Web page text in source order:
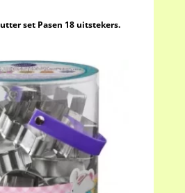
set Pasen 18 uitstekers.